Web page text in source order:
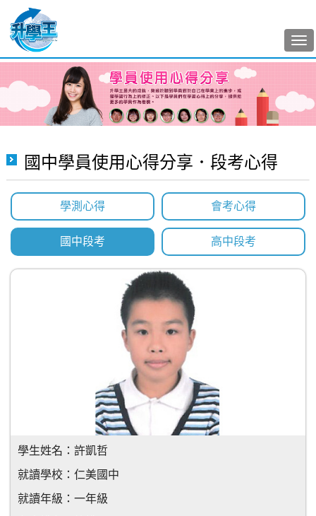
國中學員使用心得分享．段考心得
學測心得 會考心得
國中段考 高中段考
學生姓名： 許凱哲
就讀學校： 仁美國中
就讀年級： 一年級